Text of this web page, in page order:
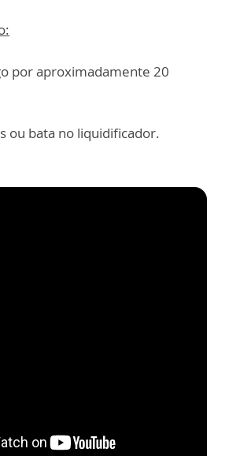
por aproximadamente 20
ou bata no liquidificador.